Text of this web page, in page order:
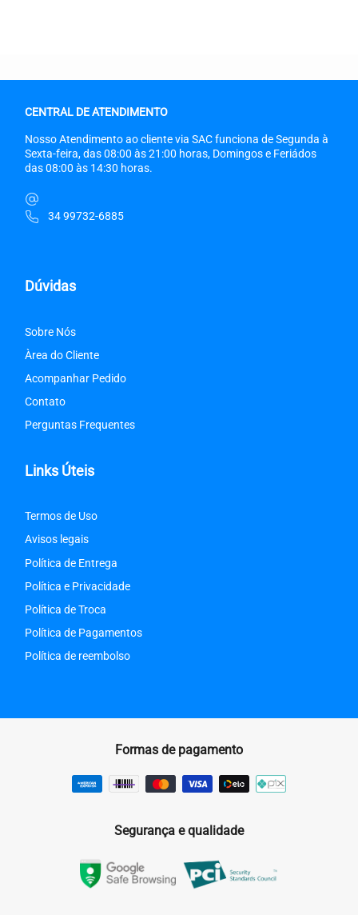
CENTRAL DE ATENDIMENTO
Nosso Atendimento ao cliente via SAC funciona de Segunda à
Sexta-feira, das 08:00 às 21:00 horas, Domingos e Feriádos
das 08:00 às 14:30 horas.
34 99732-6885
Dúvidas
Sobre Nós
Àrea do Cliente
Acompanhar Pedido
Contato
Perguntas Frequentes
Links Úteis
Termos de Uso
Avisos legais
Política de Entrega
Política e Privacidade
Política de Troca
Política de Pagamentos
Política de reembolso
Formas de pagamento
Segurança e qualidade